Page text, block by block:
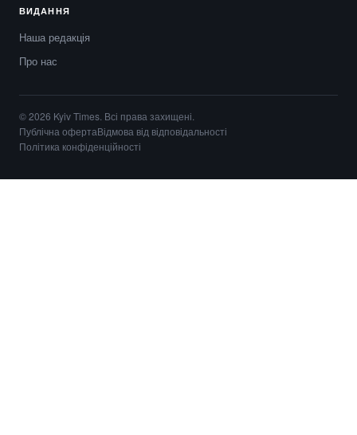
ВИДАННЯ
Наша редакція
Про нас
© 2026 Kyiv Times. Всі права захищені.
Публічна офертаВідмова від відповідальності
Політика конфіденційності